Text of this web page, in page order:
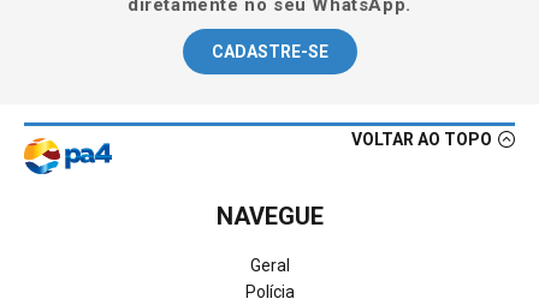
diretamente no seu WhatsApp.
CADASTRE-SE
VOLTAR AO TOPO
NAVEGUE
Geral
Polícia